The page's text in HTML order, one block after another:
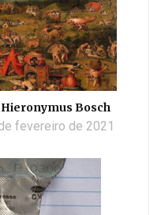
Bosch
fevereiro de 2021